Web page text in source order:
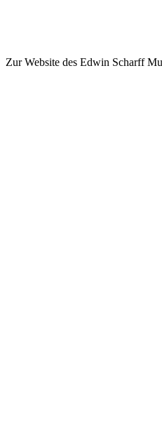
Zur Website des Edwin Scharff